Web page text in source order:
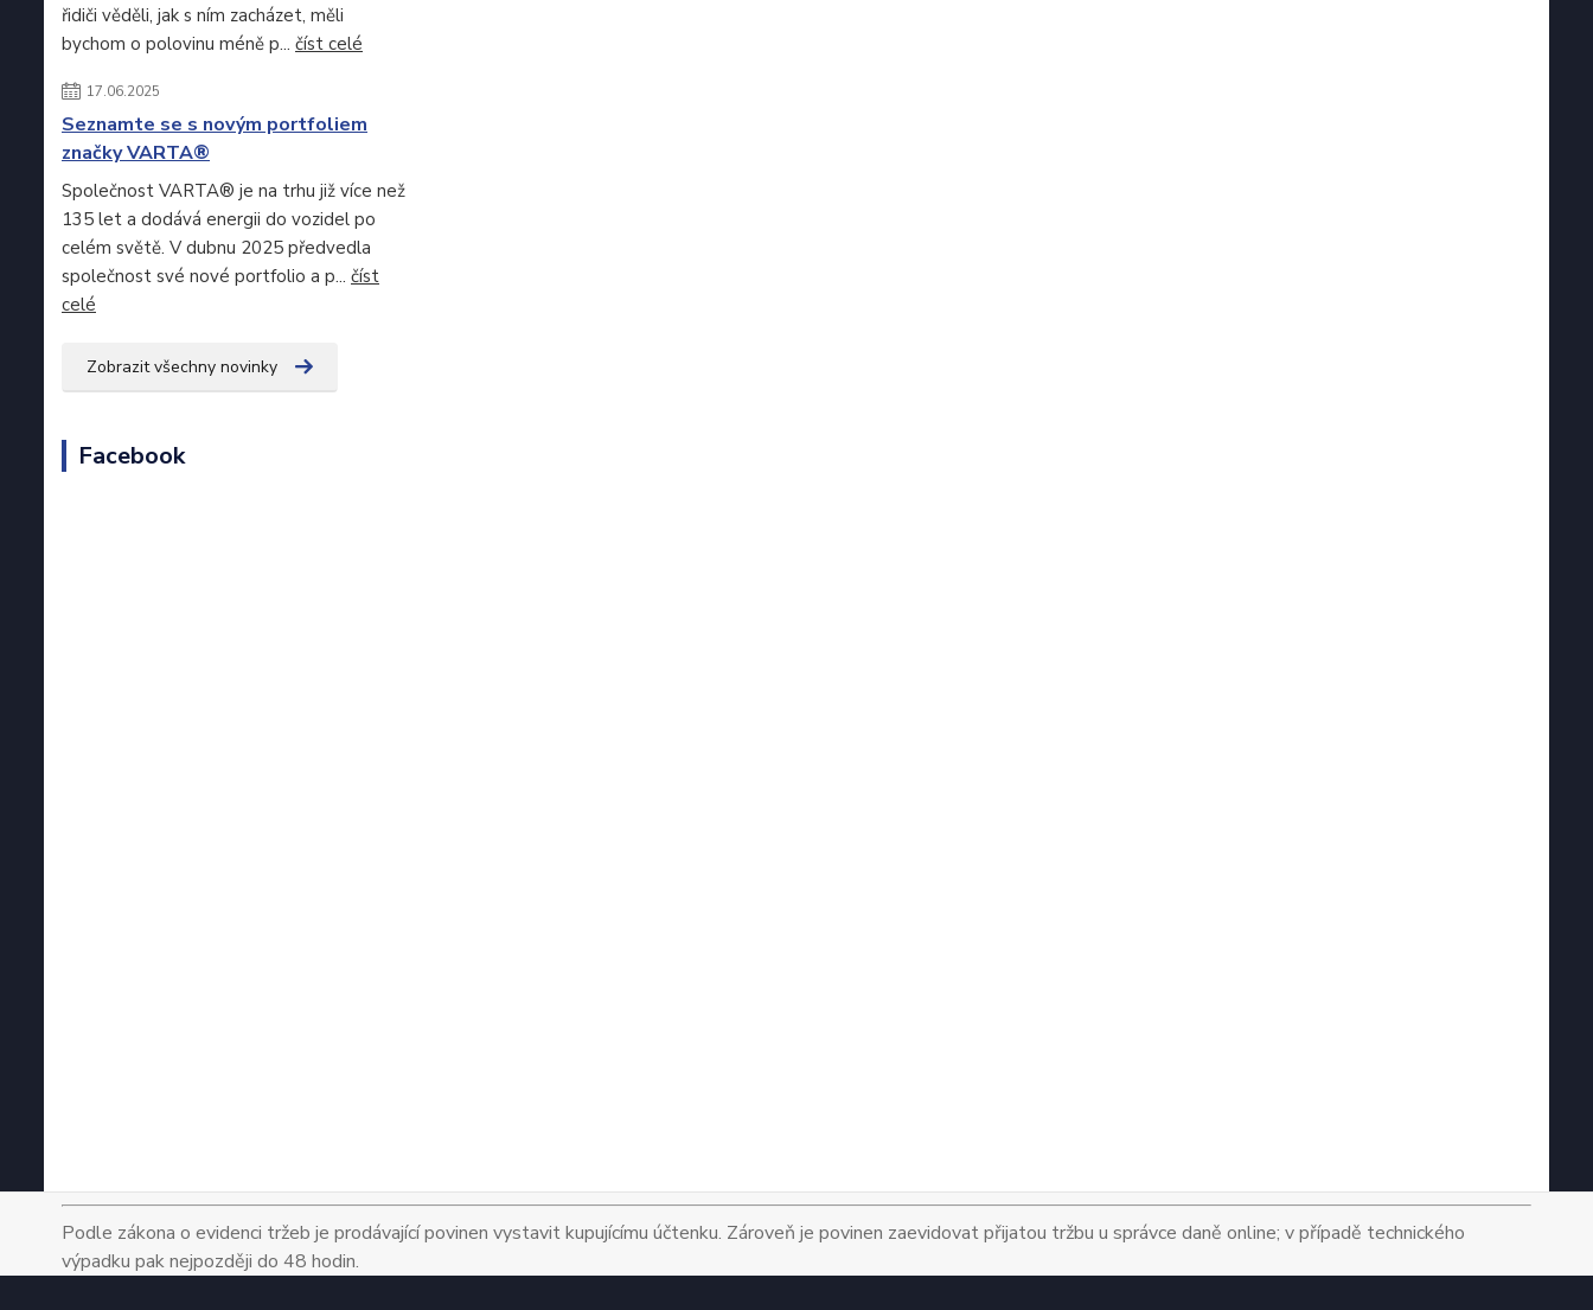
řidiči věděli, jak s ním zacházet, měli
bychom o polovinu méně p... číst celé
17.06.2025
Seznamte se s novým portfoliem
značky VARTA®
Společnost VARTA® je na trhu již více než
135 let a dodává energii do vozidel po
celém světě. V dubnu 2025 předvedla
společnost své nové portfolio a p... číst
celé
Zobrazit všechny novinky
Facebook
Podle zákona o evidenci tržeb je prodávající povinen vystavit kupujícímu účtenku. Zároveň je povinen zaevidovat přijatou tržbu u správce daně online; v případě technického
výpadku pak nejpozději do 48 hodin.